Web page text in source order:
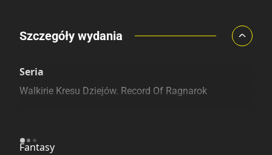
Porównaj ceny
Szczegóły wydania
Seria
Walkirie Kresu Dziejów. Record Of Ragnarok
Fantasy